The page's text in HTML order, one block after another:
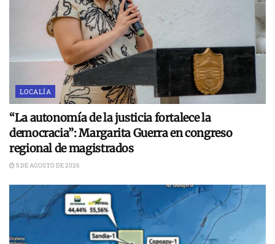
LOCALÍA
“La autonomía de la justicia fortalece la
democracia”: Margarita Guerra en congreso
regional de magistrados
5 DE AGOSTO DE 2026